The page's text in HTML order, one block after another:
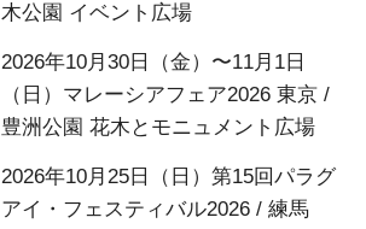
木公園 イベント広場
2026年10月30日（金）〜11月1日
（日）マレーシアフェア2026 東京 /
豊洲公園 花木とモニュメント広場
2026年10月25日（日）第15回パラグ
アイ・フェスティバル2026 / 練馬